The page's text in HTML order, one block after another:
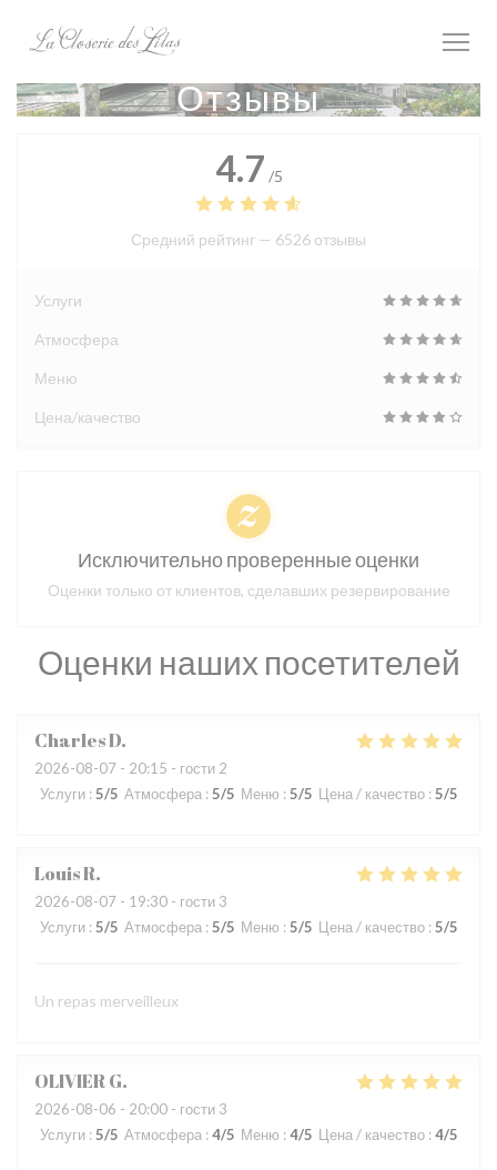
Отзывы
Оценки наших посетителей
CharlesD
2026-08-07 - 20:15 - гости 2
Услуги : 5/5 Атмосфера : 5/5 Меню : 5/5 Цена / качество : 5/5
LouisR
2026-08-07 - 19:30 - гости 3
Услуги : 5/5 Атмосфера : 5/5 Меню : 5/5 Цена / качество : 5/5
Un repas merveilleux
OLIVIERG
2026-08-06 - 20:00 - гости 3
Услуги : 5/5 Атмосфера : 4/5 Меню : 4/5 Цена / качество : 4/5
4.7 /5
Средний рейтинг — 6526 отзывы
Услуги
Атмосфера
Меню
Цена/качество
Исключительно проверенные оценки
Оценки только от клиентов, сделавших резервирование